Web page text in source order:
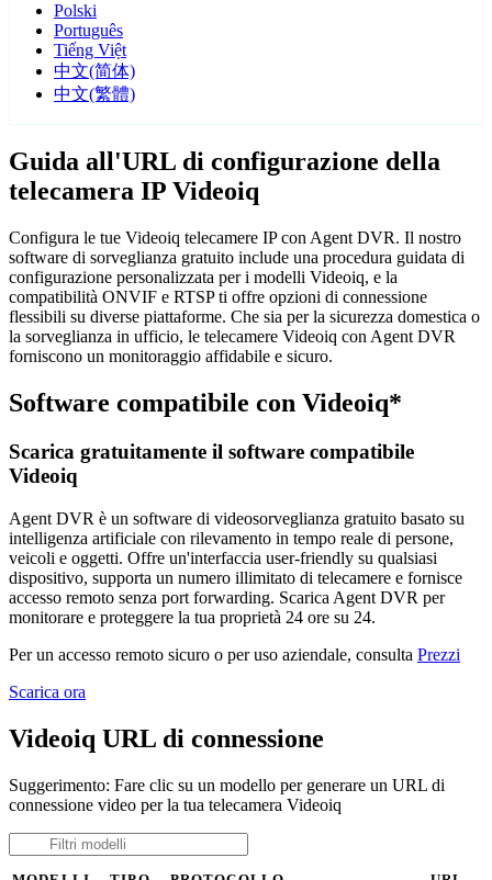
Polski
Português
Tiếng Việt
中文(简体)
中文(繁體)
Guida all'URL di configurazione della
telecamera IP Videoiq
Configura le tue Videoiq telecamere IP con Agent DVR. Il nostro
software di sorveglianza gratuito include una procedura guidata di
configurazione personalizzata per i modelli Videoiq, e la
compatibilità ONVIF e RTSP ti offre opzioni di connessione
flessibili su diverse piattaforme. Che sia per la sicurezza domestica o
la sorveglianza in ufficio, le telecamere Videoiq con Agent DVR
forniscono un monitoraggio affidabile e sicuro.
Software compatibile con Videoiq*
Scarica gratuitamente il software compatibile
Videoiq
Agent DVR è un software di videosorveglianza gratuito basato su
intelligenza artificiale con rilevamento in tempo reale di persone,
veicoli e oggetti. Offre un'interfaccia user-friendly su qualsiasi
dispositivo, supporta un numero illimitato di telecamere e fornisce
accesso remoto senza port forwarding. Scarica Agent DVR per
monitorare e proteggere la tua proprietà 24 ore su 24.
Per un accesso remoto sicuro o per uso aziendale, consulta Prezzi
Scarica ora
Videoiq URL di connessione
Suggerimento: Fare clic su un modello per generare un URL di
connessione video per la tua telecamera Videoiq